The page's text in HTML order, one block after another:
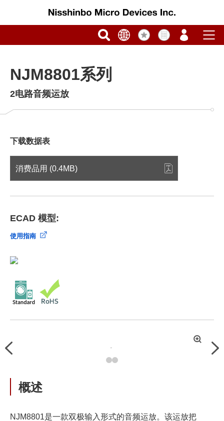
NJM8801系列
2电路音频运放
下载数据表
消费品用 (0.4MB)
ECAD 模型:
使用指南
Previous
拡
概述
NJM8801是一款双极输入形式的音频运放。该运放把